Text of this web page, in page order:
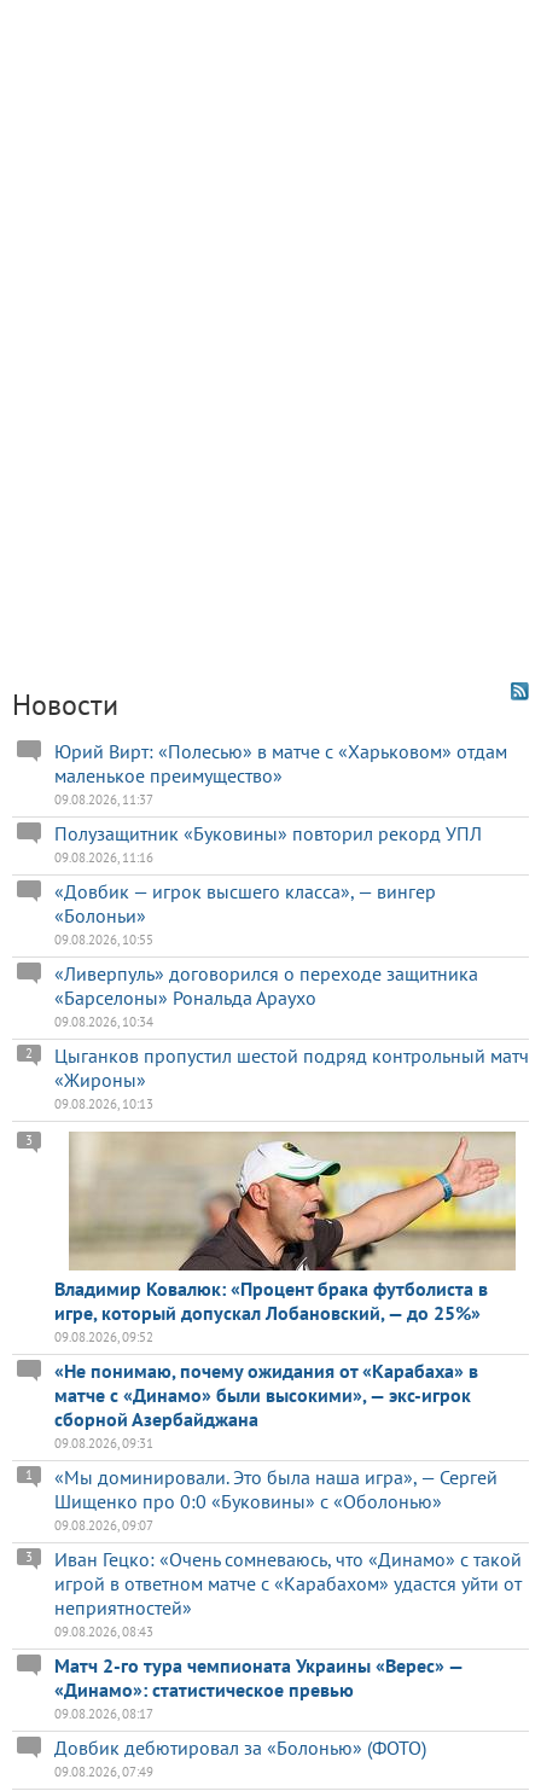
Новости
Юрий Вирт: «Полесью» в матче с «Харьковом» отдам
маленькое преимущество»
09.08.2026, 11:37
Полузащитник «Буковины» повторил рекорд УПЛ
09.08.2026, 11:16
«Довбик — игрок высшего класса», — вингер
«Болоньи»
09.08.2026, 10:55
«Ливерпуль» договорился о переходе защитника
«Барселоны» Рональда Араухо
09.08.2026, 10:34
Цыганков пропустил шестой подряд контрольный матч
«Жироны»
2
09.08.2026, 10:13
Владимир Ковалюк: «Процент брака футболиста в
игре, который допускал Лобановский, — до 25%»
3
09.08.2026, 09:52
«Не понимаю, почему ожидания от «Карабаха» в
матче с «Динамо» были высокими», — экс-игрок
сборной Азербайджана
09.08.2026, 09:31
«Мы доминировали. Это была наша игра», — Сергей
Шищенко про 0:0 «Буковины» с «Оболонью»
1
09.08.2026, 09:07
Иван Гецко: «Очень сомневаюсь, что «Динамо» с такой
игрой в ответном матче с «Карабахом» удастся уйти от
неприятностей»
3
09.08.2026, 08:43
Матч 2-го тура чемпионата Украины «Верес» —
«Динамо»: статистическое превью
09.08.2026, 08:17
Довбик дебютировал за «Болонью» (ФОТО)
09.08.2026, 07:49